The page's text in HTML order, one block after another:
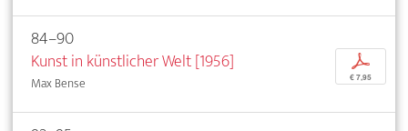
84–90
Kunst in künstlicher Welt [1956]
Max Bense
p
€ 7,95